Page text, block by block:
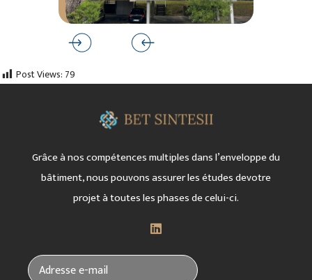
Post Views: 79
Grâce à nos compétences multiples dans l’enveloppedu
bâtiment, nous pouvons assurer les étudesdevotre
projet à toutes les phases de celui-ci.